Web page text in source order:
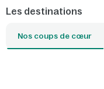
Les destinations
Nos coups de cœur